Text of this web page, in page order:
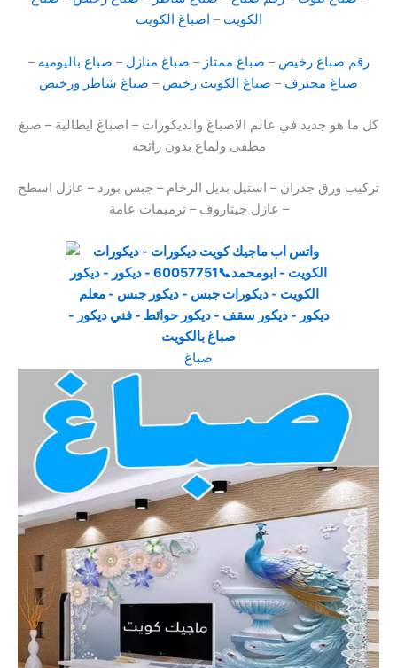
الكويت – اصباغ الكويت
رقم صباغ رخيص – صباغ ممتاز – صباغ منازل – صباغ باليوميه –
صباغ محترف – صباغ الكويت رخيص – صباغ شاطر ورخيص
كل ما هو جديد في عالم الاصباغ والديكورات – اصباغ ايطالية – صبغ
مطفى ولماع بدون رائحة
تركيب ورق جدران – استيل بديل الرخام – جبس بورد – عازل اسطح
– عازل جيتاروف – ترميمات عامة
صباغ